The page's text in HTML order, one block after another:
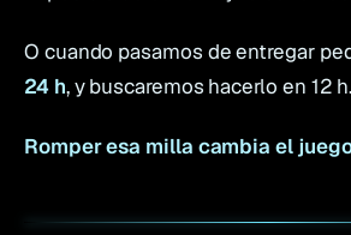
O cuando pasamos de entregar
24 h, y buscaremos hacerlo en 12 h.
Romper esa milla cambia el